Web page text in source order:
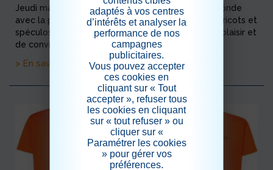
Jeudi matin au PASA, Mme Joly a régalé tout le monde
avec la préparation de délicieuses verrines aux abricots et
spéculos. Un atelier culinaire plein de saveurs, de plaisir et
de convivialité, très...
> En savoir plus
adaptés à vos centres
d’intérêts et analyser la
performance de nos
campagnes
publicitaires.
Vous pouvez accepter
ces cookies en
cliquant sur « Tout
accepter », refuser tous
les cookies en cliquant
sur « tout refuser » ou
cliquer sur «
Paramétrer les cookies
» pour gérer vos
préférences.